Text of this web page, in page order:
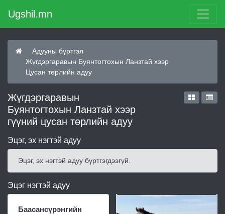
Ugshil.mn
Адууны бүртгэл
Жүгдэргаравын Буянтогтохын Ланзтай хээр
Цусан төрлийн адуу
Жүгдэргаравын
Буянтогтохын Ланзтай хээр
гүүний цусан төрлийн адуу
Эцэг, эх нэгтэй адуу
Эцэг, эх нэгтэй адуу бүртгэгдээгүй.
Эцэг нэгтэй адуу
Баасансүрэнгийн